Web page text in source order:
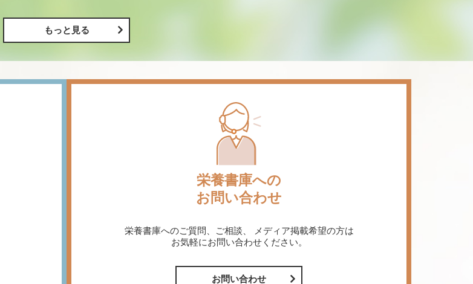
もっと見る
栄養書庫への
お問い合わせ
栄養書庫へのご質問、ご相談、
メディア掲載希望の方は
お気軽にお問い合わせください。
お問い合わせ